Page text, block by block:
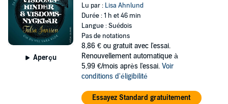
Aperçu
Lu par : Lisa Ahnlund
Durée : 1 h et 46 min
Langue : Suédois
Pas de notations
8,86 € ou gratuit avec l'essai.
Renouvellement automatique à
5,99 €/mois après l'essai. Voir
conditions d'éligibilité
Essayez Standard gratuitement